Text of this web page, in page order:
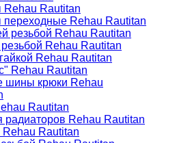
Rautitan
Rehau Rautitan
резьбой Rehau Rautitan
Rehau Rautitan
Rehau Rautitan
Rehau Rautitan
шины крюки Rehau
Rautitan
радиаторов Rehau Rautitan
Rautitan